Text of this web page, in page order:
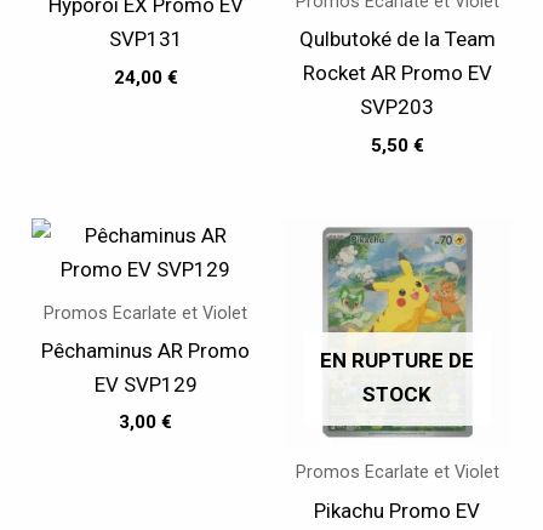
Hyporoi EX Promo EV
SVP131
24,00 €
Qulbutoké de la Team
Rocket AR Promo EV
SVP203
5,50 €
Promos Ecarlate et Violet
Pêchaminus AR Promo
EV SVP129
3,00€
EN RUPTURE DE
STOCK
Promos Ecarlate et Violet
Pikachu Promo EV